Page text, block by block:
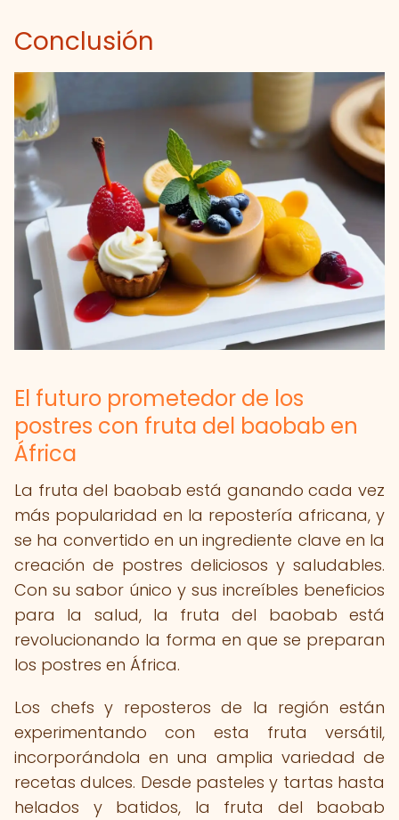
Conclusión
El futuro prometedor de los
postres con fruta del baobab en
África
La fruta del baobab está ganando cada vez
más popularidad en la repostería africana, y
se ha convertido en un ingrediente clave en la
creación de postres deliciosos y saludables.
Con su sabor único y sus increíbles beneficios
para la salud, la fruta del baobab está
revolucionando la forma en que se preparan
los postres en África.
Los chefs y reposteros de la región están
experimentando con esta fruta versátil,
incorporándola en una amplia variedad de
recetas dulces. Desde pasteles y tartas hasta
helados y batidos, la fruta del baobab